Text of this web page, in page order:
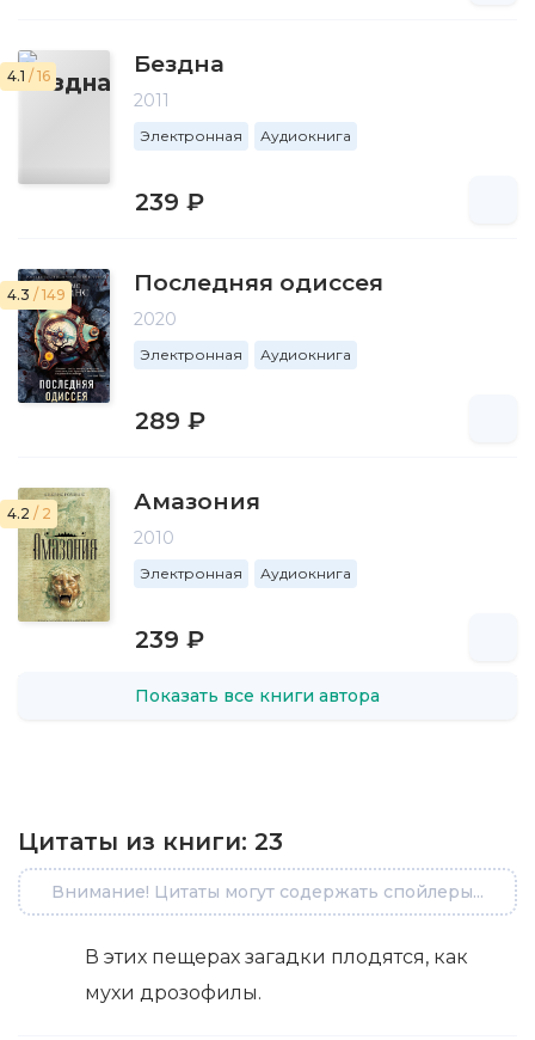
4.1 / 16 Бездна
2011
Электронная Аудиокнига
239 ₽
4.3 / 149 Последняя одиссея
2020
Электронная Аудиокнига
289 ₽
4.2 / 2 Амазония
2010
Электронная Аудиокнига
239 ₽
Показать все книги автора
Цитаты из книги: 23
Внимание! Цитаты могут содержать спойлеры...
В этих пещерах загадки плодятся, как
мухи дрозофилы.